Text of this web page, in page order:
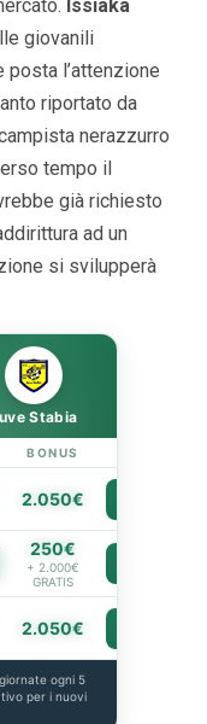
Issiaka
giovanili
posta l’attenzione
riportato da
nerazzurro
tempo il
già richiesto
ad un
si svilupperà
Stabia
BONUS
2.050€
250€
+ 2.000€
GRATIS
2.050€
ogni 5
per i nuovi